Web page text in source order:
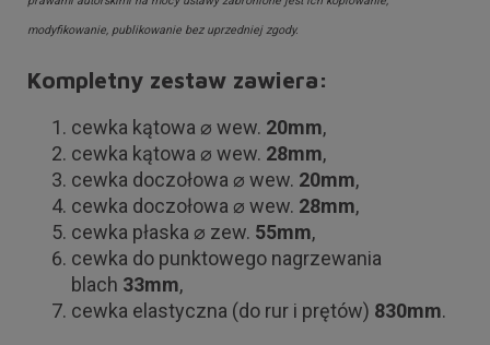
modyfikowanie, publikowanie bez uprzedniej zgody.
Kompletny zestaw zawiera:
cewka kątowa ⌀ wew. 20mm,
cewka kątowa ⌀ wew. 28mm,
cewka doczołowa ⌀ wew. 20mm,
cewka doczołowa ⌀ wew. 28mm,
cewka płaska ⌀ zew. 55mm,
cewka do punktowego nagrzewania
blach 33mm,
cewka elastyczna (do rur i prętów) 830mm.